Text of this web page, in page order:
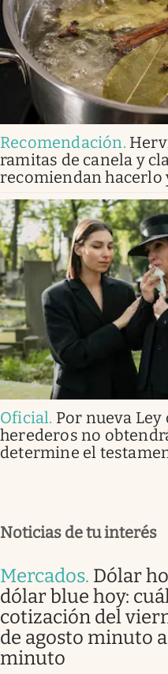
Recomendación.
ramitas de canela y
recomiendan hacerlo
Oficial. Por nueva Ley
herederos no
determine el
Noticias de tu interés
Mercados. Dólar
dólar blue hoy:
cotización del
de agosto minuto a
minuto